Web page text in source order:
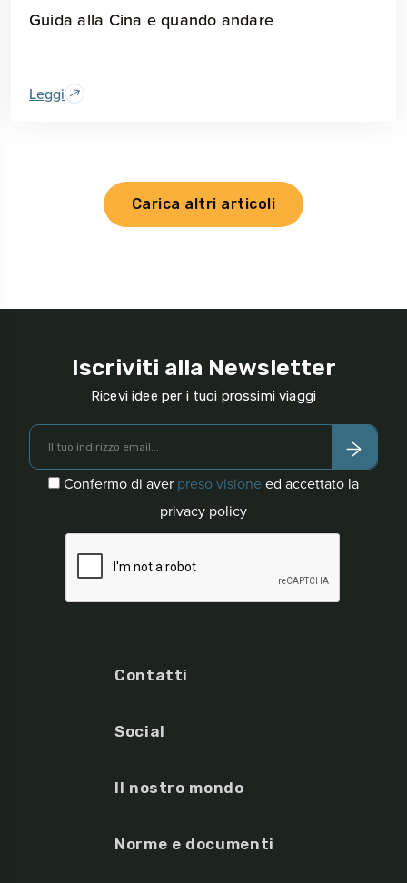
Guida alla Cina e quando andare
Leggi
Carica altri articoli
Iscriviti alla Newsletter
Ricevi idee per i tuoi prossimi viaggi
Confermo di aver preso visione ed accettato la
privacy policy
Contatti
Social
Il nostro mondo
Norme e documenti